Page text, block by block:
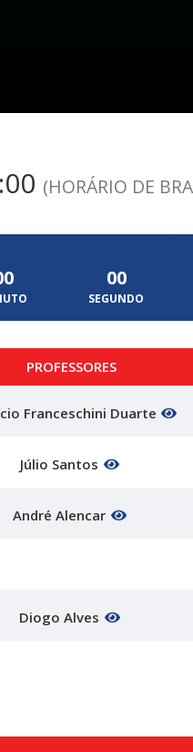
(HORÁRIO DE
00
SEGUNDO
PROFESSORES
Franceschini Duarte
Júlio Santos
André Alencar
Diogo Alves